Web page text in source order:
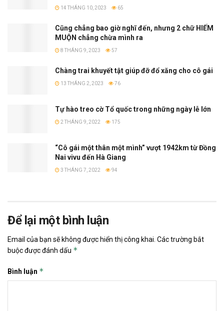
14 THÁNG 10, 2023 65
Cũng chẳng bao giờ nghĩ đến, nhưng 2 chữ HIẾM
MUỘN chẳng chừa mình ra
8 THÁNG 9, 2023 57
Chàng trai khuyết tật giúp đỡ đổ xăng cho cô gái
13 THÁNG 2, 2023 76
Tự hào treo cờ Tổ quốc trong những ngày lễ lớn
2 THÁNG 9, 2022 175
“Cô gái một thân một mình” vượt 1942km từ Đồng
Nai vivu đến Hà Giang
3 THÁNG 7, 2022 94
Để lại một bình luận
Email của bạn sẽ không được hiển thị công khai. Các trường bắt
buộc được đánh dấu *
Bình luận *